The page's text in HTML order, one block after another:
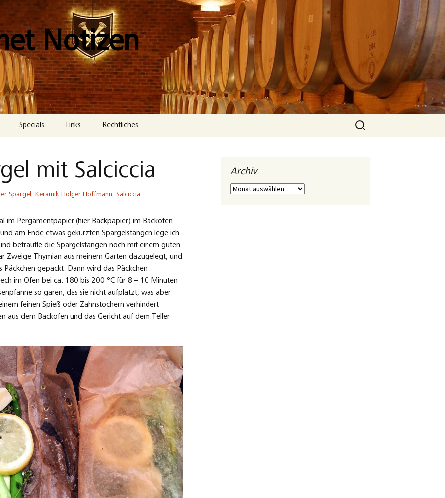
Notizen
Specials Links Rechtliches
Datenschutzerklärung
Cookie-Richtlinie (EU)
Suchen
nach:
mit Salciccia
Spargel, Keramik Holger Hoffmann, Salciccia
im Pergamentpapier (hier Backpapier) im Backofen
am Ende etwas gekürzten Spargelstangen lege ich
beträufle die Spargelstangen noch mit einem guten
Zweige Thymian aus meinem Garten dazugelegt, und
Päckchen gepackt. Dann wird das Päckchen
im Ofen bei ca. 180 bis 200 °C für 8 – 10 Minuten
so garen, das sie nicht aufplatzt, was aber
feinen Spieß oder Zahnstochern verhindert
aus dem Backofen und das Gericht auf dem Teller
Archiv
Archiv